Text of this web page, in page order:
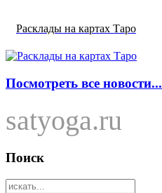
Расклады на картах Таро
Посмотреть все новости...
satyoga.ru
Поиск